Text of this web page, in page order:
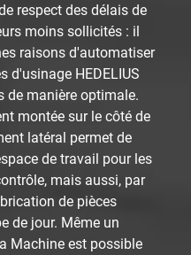
respect des délais de
moins sollicités : il
raisons d'automatiser
d'usinage HEDELIUS
de manière optimale.
montée sur le côté de
latéral permet de
de travail pour les
mais aussi, par
de pièces
de jour. Même un
Machine est possible